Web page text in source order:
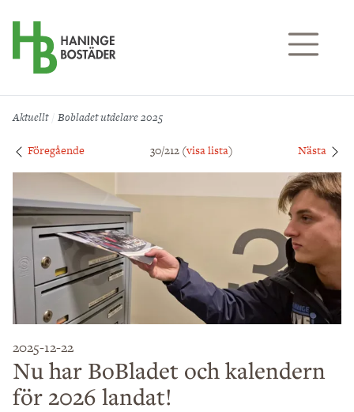
Aktuellt Bobladet utdelare 2025
Föregående 30/212 (visa lista) Nästa
2025-12-22
Nu har BoBladet och kalendern
för 2026 landat!